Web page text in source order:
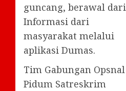
guncang, berawal dari
Informasi dari
masyarakat melalui
aplikasi Dumas.
Tim Gabungan Opsnal
Pidum Satreskrim